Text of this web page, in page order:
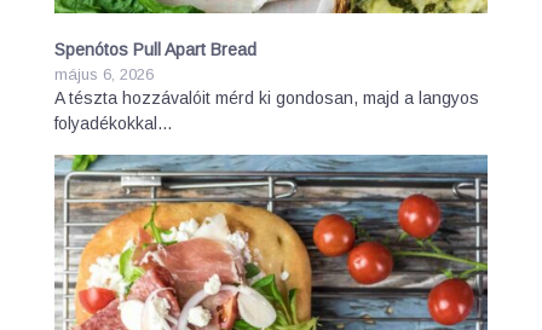
Spenótos Pull Apart Bread
május 6, 2026
A tészta hozzávalóit mérd ki gondosan, majd a langyos
folyadékokkal…